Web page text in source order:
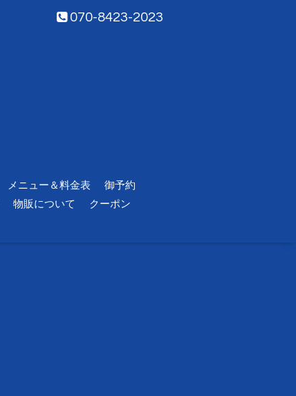
070-8423-2023
メニュー＆料金表
御予約
物販について
クーポン